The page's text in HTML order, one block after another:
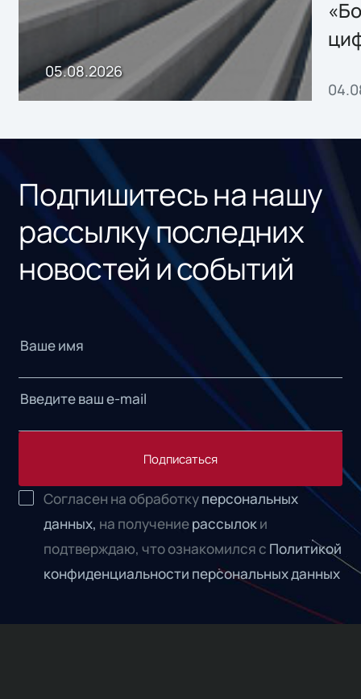
хранения данных
05.08.2026
Подпишитесь на нашу
рассылку последних
новостей и событий
Подписаться
Согласен на обработкуперсональных
данных, на получениерассылоки
подтверждаю, что ознакомился с Политикой
конфиденциальности персональных данных